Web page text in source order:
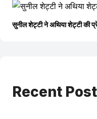
सुनील शेट्टी ने अथिया शेट्टी की
Recent